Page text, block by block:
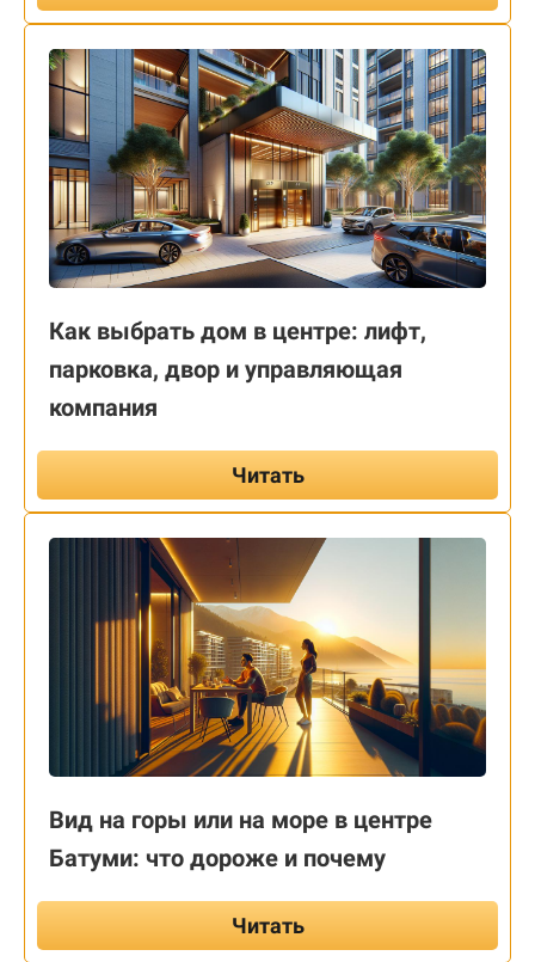
Как выбрать дом в центре: лифт,
парковка, двор и управляющая
компания
Читать
Вид на горы или на море в центре
Батуми: что дороже и почему
Читать